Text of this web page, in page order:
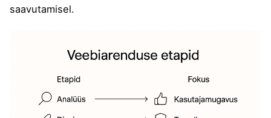
saavutamisel.